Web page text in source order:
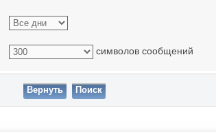
символов сообщений